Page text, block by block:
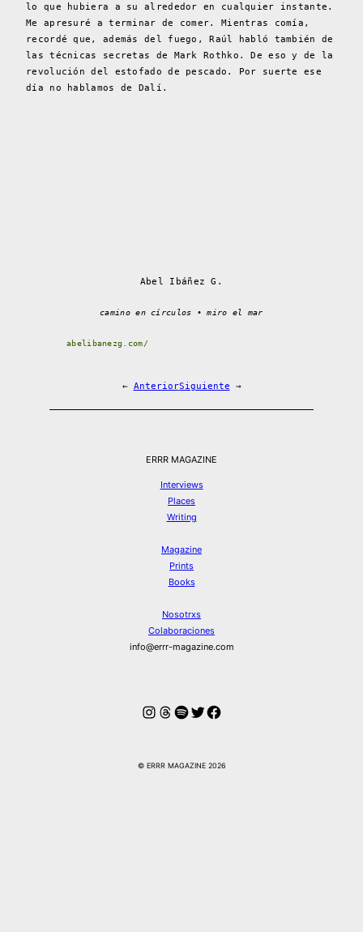
lo que hubiera a su alrededor en cualquier instante.
Me apresuré a terminar de comer. Mientras comía,
recordé que, además del fuego, Raúl habló también de
las técnicas secretas de Mark Rothko. De eso y de la
revolución del estofado de pescado. Por suerte ese
día no hablamos de Dalí.
Abel Ibáñez G.
camino en círculos • miro el mar
abelibanezg.com/
← AnteriorSiguiente →
ERRR MAGAZINE
Interviews
Places
Writing
Magazine
Prints
Books
Nosotrxs
Colaboraciones
info@errr-magazine.com
Instagram
Hilos
Spotify
Twitter
Facebook
© ERRR MAGAZINE 2026